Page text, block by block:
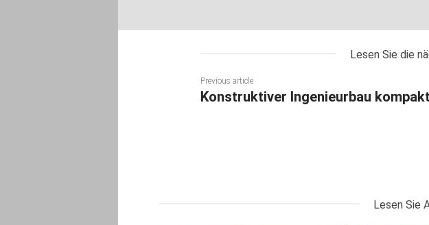
Lesen Sie die
Previous article
Konstruktiver Ingenieurbau kompakt
Lesen Sie